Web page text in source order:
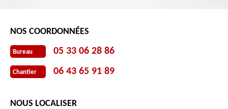
NOS COORDONNÉES
Bureau 05 33 06 28 86
Chantier 06 43 65 91 89
NOUS LOCALISER